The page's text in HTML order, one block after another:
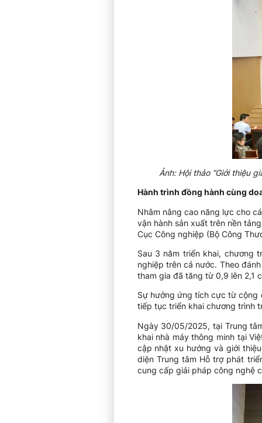
Ảnh: Hội thảo “Giới thiệu
Hành trình đồng hành cùng
Nhằm nâng cao năng lực cho
vận hành sản xuất trên nền
Cục Công nghiệp (Bộ Công
Sau 3 năm triển khai, chương
nghiệp trên cả nước. Theo
tham gia đã tăng từ 0,9 lên 2,1
Sự hưởng ứng tích cực từ cộng
tiếp tục triển khai chương trình
Ngày 30/05/2025, tại Trung
khai nhà máy thông minh tại
cập nhật xu hướng và giới
diện Trung tâm Hỗ trợ phát
cung cấp giải pháp công nghệ